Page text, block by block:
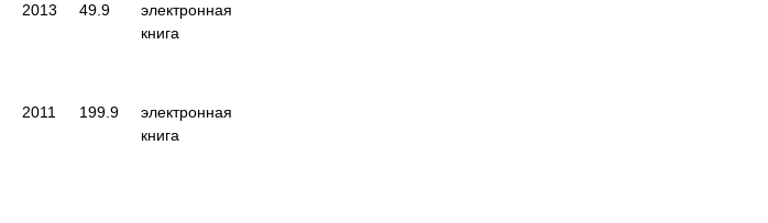
2013 49.9
электронная
книга
2011 199.9
электронная
книга